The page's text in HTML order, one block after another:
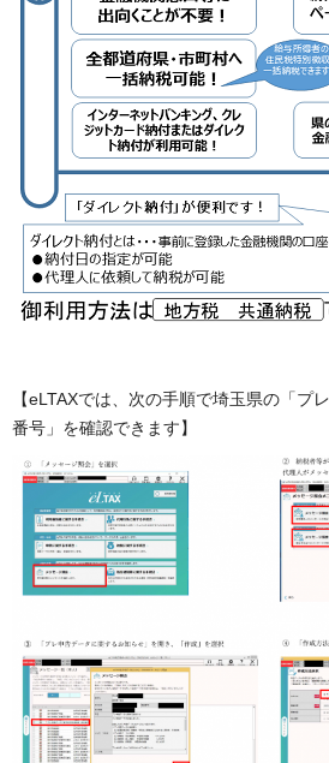
【eLTAXでは、次の手順で埼玉県の「プ
番号」を確認できます】